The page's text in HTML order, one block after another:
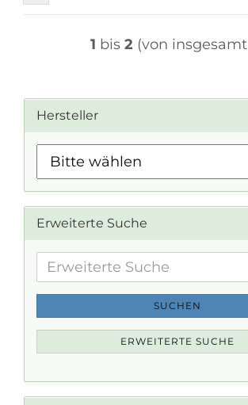
1 bis 2 (von insgesamt
Hersteller
Erweiterte Suche
Erweiterte
Suche
SUCHEN
ERWEITERTE SUCHE